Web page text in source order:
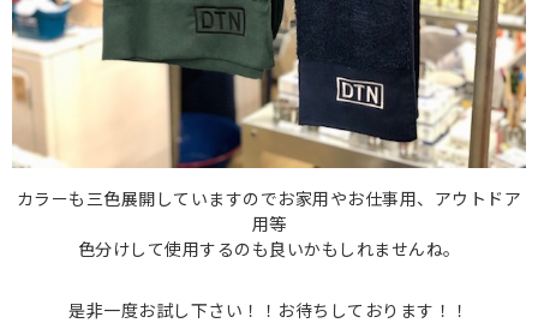
カラーも三色展開していますのでお家用やお仕事用、アウトドア
用等
色分けして使用するのも良いかもしれませんね。
是非一度お試し下さい！！お待ちしております！！